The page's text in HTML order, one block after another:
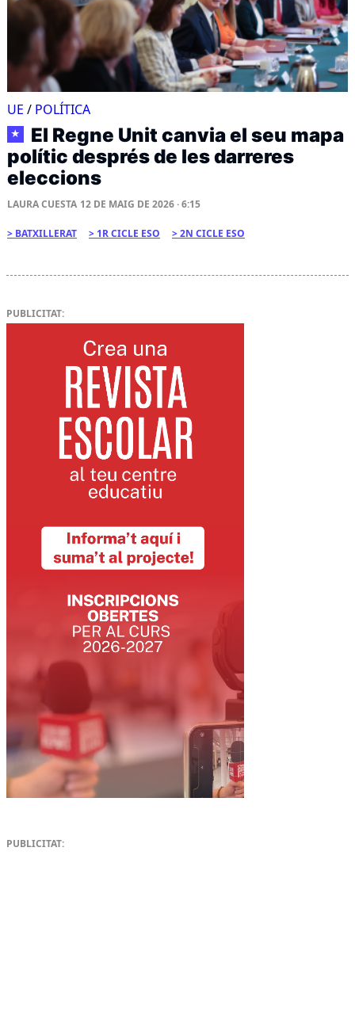
UE / POLÍTICA
★
El Regne Unit canvia el seu mapa
polític després de les darreres
eleccions
LAURA CUESTA 12 DE MAIG DE 2026 · 6:15
BATXILLERAT 1R CICLE ESO 2N CICLE ESO
PUBLICITAT:
PUBLICITAT: